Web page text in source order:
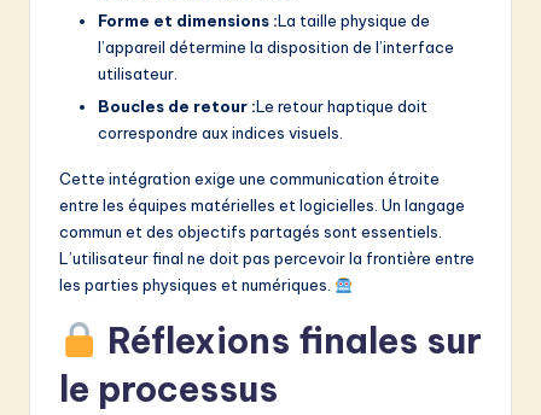
Forme et dimensions :La taille physique de
l’appareil détermine la disposition de l’interface
utilisateur.
Boucles de retour :Le retour haptique doit
correspondre aux indices visuels.
Cette intégration exige une communication étroite
entre les équipes matérielles et logicielles. Un langage
commun et des objectifs partagés sont essentiels.
L’utilisateur final ne doit pas percevoir la frontière entre
les parties physiques et numériques.
Réflexions finales sur
le processus